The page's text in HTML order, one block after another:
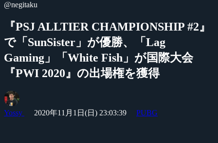
@negitaku
『PSJ ALLTIER CHAMPIONSHIP #2』
で「SunSister」が優勝、「Lag
Gaming」「White Fish」が国際大会
『PWI 2020』の出場権を獲得
Yossy 2020年11月1日(日) 23:03:39 PUBG